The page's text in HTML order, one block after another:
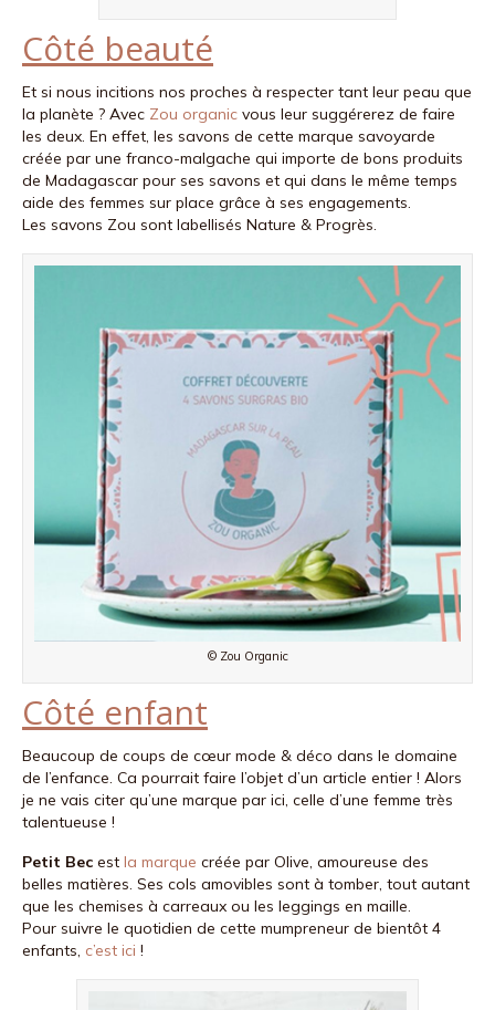
Côté beauté
Et si nous incitions nos proches à respecter tant leur peau que
la planète ? Avec Zou organic vous leur suggérerez de faire
les deux. En effet, les savons de cette marque savoyarde
créée par une franco-malgache qui importe de bons produits
de Madagascar pour ses savons et qui dans le même temps
aide des femmes sur place grâce à ses engagements.
Les savons Zou sont labellisés Nature & Progrès.
© Zou Organic
Côté enfant
Beaucoup de coups de cœur mode & déco dans le domaine
de l’enfance. Ca pourrait faire l’objet d’un article entier ! Alors
je ne vais citer qu’une marque par ici, celle d’une femme très
talentueuse !
Petit Bec est la marque créée par Olive, amoureuse des
belles matières. Ses cols amovibles sont à tomber, tout autant
que les chemises à carreaux ou les leggings en maille.
Pour suivre le quotidien de cette mumpreneur de bientôt 4
enfants, c’est ici !